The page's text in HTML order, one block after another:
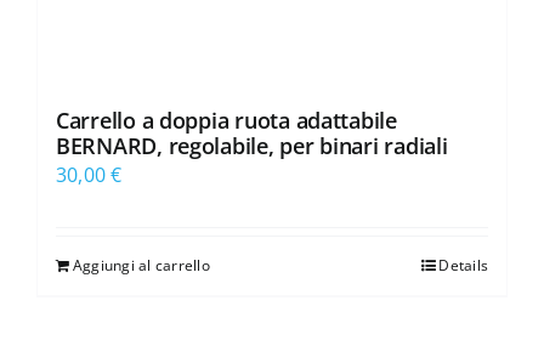
Carrello a doppia ruota adattabile
BERNARD, regolabile, per binari radiali
30,00€
Aggiungi al carrello Details